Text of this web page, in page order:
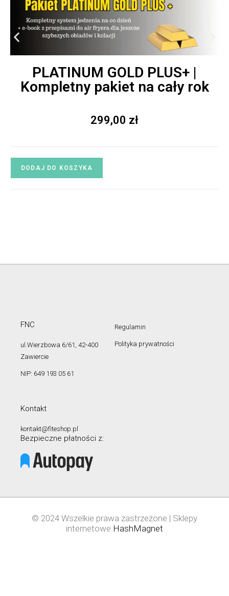
PLATINUM GOLD PLUS+ |
Kompletny pakiet na cały rok
299,00 zł
DODAJ DO KOSZYKA
FNC
ul.Wierzbowa 6/61, 42-400
Zawiercie
NIP: 649 193 05 61
Regulamin
Polityka prywatności
Kontakt
kontakt@fiteshop.pl
Bezpieczne płatności z:
© 2024 Wszelkie prawa zastrzeżone | Sklepy
internetowe HashMagnet